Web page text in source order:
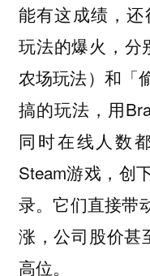
能有这成绩，
玩法的爆火，分
农场玩法）和「
搞的玩法，用
同时在线人数
Steam游戏，创
录。它们直接带
涨，公司股价甚
高位。